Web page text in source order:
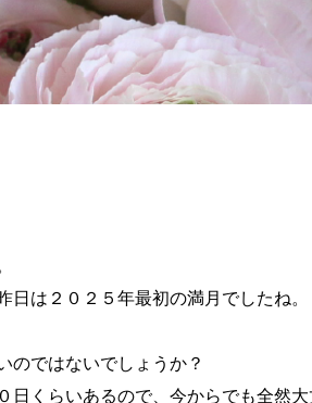
日は２０２５年最初の満月でしたね。
のではないでしょうか？
日くらいあるので、今からでも全然